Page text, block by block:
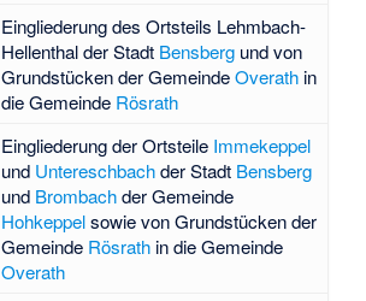
Eingliederung des Ortsteils Lehmbach-
Hellenthalder Stadt Bensbergund von
Grundstücken der GemeindeOverathin
die Gemeinde Rösrath
Eingliederung der Ortsteile Immekeppel
und Untereschbachder Stadt Bensberg
und Brombachder Gemeinde
Hohkeppelsowie von Grundstücken der
Gemeinde Rösrathin die Gemeinde
Overath